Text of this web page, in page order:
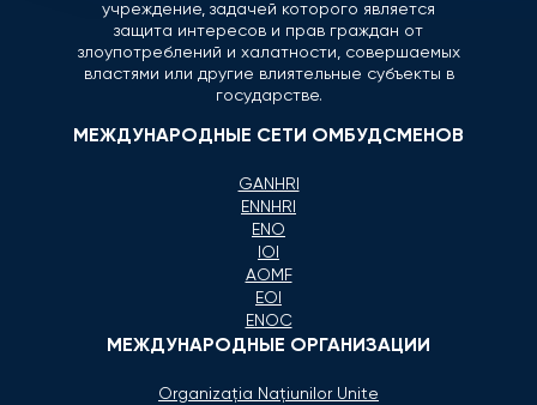
учреждение, задачей которого является
защита интересов и прав граждан от
злоупотреблений и халатности, совершаемых
властями или другие влиятельные субъекты в
государстве.
МЕЖДУНАРОДНЫЕ СЕТИ ОМБУДСМЕНОВ
GANHRI
ENNHRI
ENO
IOI
AOMF
EOI
ENOC
МЕЖДУНАРОДНЫЕ ОРГАНИЗАЦИИ
Organizaţia Naţiunilor Unite